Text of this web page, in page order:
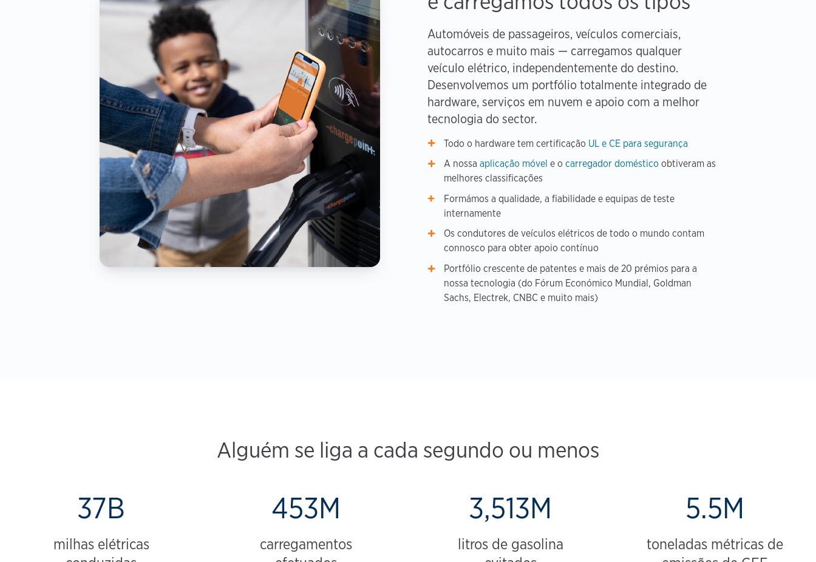
Automóveis de passageiros, veículos comerciais,
autocarros e muito mais — carregamos qualquer
veículo elétrico, independentemente do destino.
Desenvolvemos um portfólio totalmente integrado de
hardware, serviços em nuvem e apoio com a melhor
tecnologia do sector.
Todo o hardware tem certificação UL e CE para segurança
A nossaaplicação móvel e ocarregador doméstico obtiveram as
melhores classificações
Formámos a qualidade, a fiabilidade e equipas de teste
internamente
Os condutores de veículos elétricos de todo o mundo contam
connosco para obter apoio contínuo
Portfólio crescente de patentes e mais de 20 prémios para a
nossa tecnologia (do Fórum Económico Mundial, Goldman
Sachs, Electrek, CNBC e muito mais)
Alguém se liga a cada segundo ou menos
37B
milhas elétricas
453M
carregamentos
3,513M
litros de gasolina
5.5M
toneladas métricas de